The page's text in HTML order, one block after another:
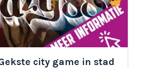
city game in stad